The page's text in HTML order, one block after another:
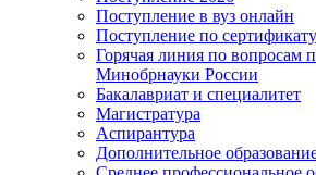
Поступление в вуз онлайн
Поступление по
Горячая линия по вопросам
Минобрнауки России
Бакалавриат и специалитет
Магистратура
Аспирантура
Дополнительное